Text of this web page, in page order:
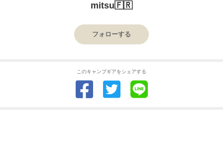
mitsu🇫🇷
フォローする
このキャンプギアをシェアする